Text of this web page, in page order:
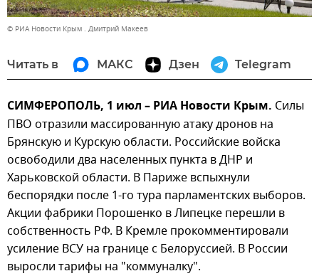
© РИА Новости Крым . Дмитрий Макеев
Читать в МАКС Дзен Telegram
СИМФЕРОПОЛЬ, 1 июл – РИА Новости Крым. Силы
ПВО отразили массированную атаку дронов на
Брянскую и Курскую области. Российские войска
освободили два населенных пункта в ДНР и
Харьковской области. В Париже вспыхнули
беспорядки после 1-го тура парламентских выборов.
Акции фабрики Порошенко в Липецке перешли в
собственность РФ. В Кремле прокомментировали
усиление ВСУ на границе с Белоруссией. В России
выросли тарифы на "коммуналку".